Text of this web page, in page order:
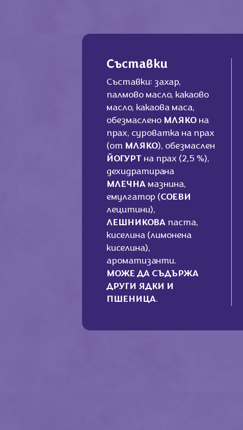
Съставки
Съставки: захар,
палмово масло, какаово
масло, какаова маса,
обезмаслено МЛЯКО на
прах, суроватка на прах
(от МЛЯКО), обезмаслен
ЙОГУРТ на прах (2,5 %),
дехидратирана
МЛЕЧНА мазнина,
емулгатор (СОЕВИ
лецитини),
ЛЕШНИКОВА паста,
киселина (лимонена
киселина),
ароматизанти.
МОЖЕ ДА СЪДЪРЖА
ДРУГИ ЯДКИ И
ПШЕНИЦА.